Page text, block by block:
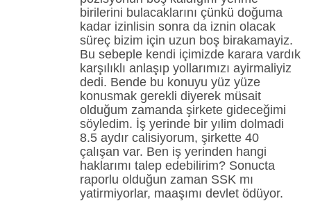
birilerini bulacaklarını çünkü doğuma
kadar izinlisin sonra da iznin olacak
süreç bizim için uzun boş birakamayiz.
Bu sebeple kendi içimizde karara vardık
karşılıklı anlaşıp yollarımızı ayirmaliyiz
dedi. Bende bu konuyu yüz yüze
konusmak gerekli diyerek müsait
olduğum zamanda şirkete gideceğimi
söyledim. İş yerinde bir yılim dolmadi
8.5 aydır calisiyorum, şirkette 40
çalışan var. Ben iş yerinden hangi
haklarımı talep edebilirim? Sonucta
raporlu olduğun zaman SSK mı
yatirmiyorlar, maaşımı devlet ödüyor.